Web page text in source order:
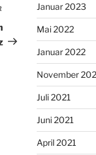
Nächster
Beitrag
Januar 2023
Mai 2022
Januar 2022
November
Juli 2021
Juni 2021
April 2021